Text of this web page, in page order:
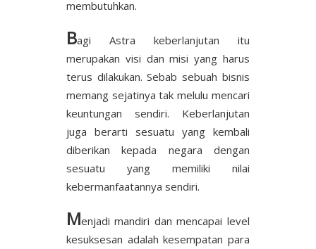
membutuhkan.
Bagi Astra keberlanjutan itu
merupakan visi dan misi yang harus
terus dilakukan. Sebab sebuah bisnis
memang sejatinya tak melulu mencari
keuntungan sendiri. Keberlanjutan
juga berarti sesuatu yang kembali
diberikan kepada negara dengan
sesuatu yang memiliki nilai
kebermanfaatannya sendiri.
Menjadi mandiri dan mencapai level
kesuksesan adalah kesempatan para